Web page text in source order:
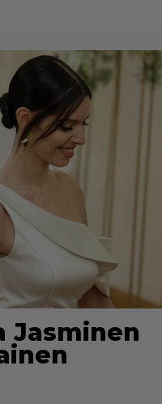
Jasminen